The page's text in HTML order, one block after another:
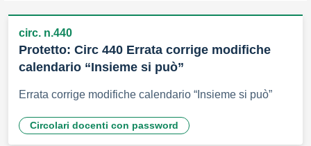
circ. n.440
Protetto: Circ 440 Errata corrige modifiche
calendario “Insieme si può”
Errata corrige modifiche calendario “Insieme si può”
Circolari docenti con password